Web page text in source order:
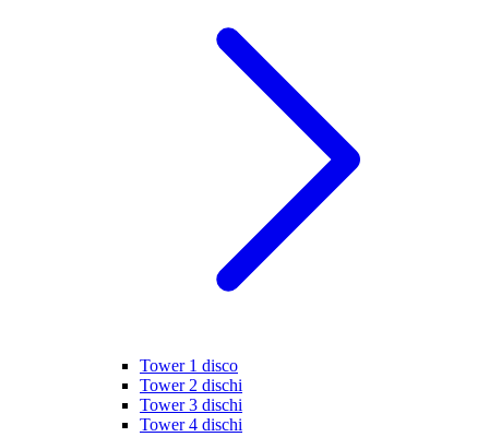
Tower 1 disco
Tower 2 dischi
Tower 3 dischi
Tower 4 dischi